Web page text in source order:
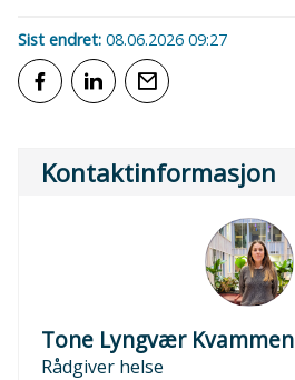
Sist endret 08.06.2026 09:27
Kontaktinformasjon
Tone Lyngvær Kvammen
Rådgiver helse